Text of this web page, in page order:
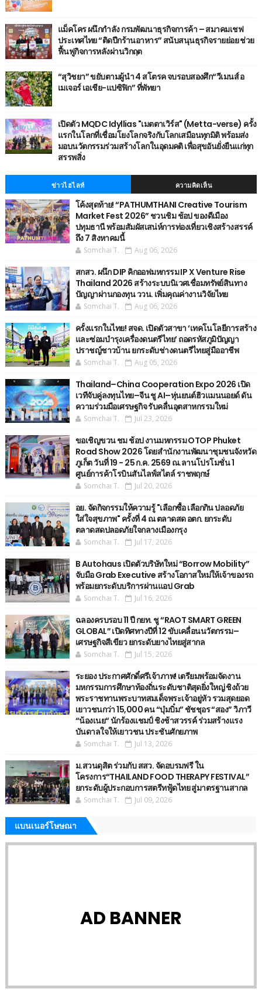
แม็คโคร ผนึกกำลัง กรมพัฒนาธุรกิจการค้า – สมาคมเชฟ
ประเทศไทย “ติดปีกร้านอาหาร” สนับสนุนธุรกิจรายย่อย ช่วย
ฟื้นฟูกิจการหลังผ่านวิกฤต
“สุวิชยา” ขยับตามผู้นำ 4 สโตรค จบรอบสองศึก“วีเมนส์ อ
เมเจอร์ เอเชีย-แปซิฟิก” ที่พัทยา
เปิดตัว MQDC Idyllias "เมตตาเวิร์ส" (Metta-verse) ครั้ง
แรกในโลกที่เชื่อมโยงโลกจริงกับโลกเสมือนทุกมิติ พร้อมส่ง
มอบนวัตกรรมร่วมสร้างโลกในอุดมคติ เพื่อสุขอันยั่งยืนแก่ทุก
สรรพสิ่ง
ข่าวไฮไลท์ ความคิดเห็น
โค้งสุดท้าย! “PATHUMTHANI Creative Tourism
Market Fest 2026” ชวนชิม ช้อป ของดีเมือง
ปทุมธานี พร้อมสัมผัสเสน่ห์การท่องเที่ยวเชิงสร้างสรรค์
ถึง 7 สิงหาคมนี้
Somchai T. Aug 06, 2026
สกสว. ผนึก DIP คิกออฟมหกรรม IP X Venture Rise
Thailand 2026 สร้างระบบนิเวศเชื่อมทรัพย์สินทาง
ปัญญาผ่านกองทุน ววน. เพิ่มคุณค่างานวิจัยไทย
Somchai T. Aug 06, 2026
ครั้งแรกในไทย! สจด. เปิดตัวสาขา ‘เทคโนโลยีการสร้าง
และซ่อมบำรุงเครื่องดนตรีไทย’ ​ถอดรหัสภูมิปัญญา
ปราชญ์ชาวบ้าน ยกระดับช่างดนตรีไทยสู่มืออาชีพ
Somchai T. Aug 05, 2026
Thailand–China Cooperation Expo 2026 เปิด
เวทีจับคู่ลงทุนไทย–จีน ชู AI–หุ่นยนต์ฮิวแมนนอยด์ ดัน
ความร่วมมือเศรษฐกิจ รับคลื่นอุตสาหกรรมใหม่
Somchai T. Jul 23, 2026
ขอเชิญขวน ชม ช้อป งานมหกรรม OTOP Phuket
Road Show 2026 โดยสำนักงานพัฒนาชุมชนจังหวัด
ภูเก็ต วันที่ 19 - 25 ก.ค. 2569 ณ.ลานโปรโมชั่น 1
ศูนย์การค้าโรบินสันไลฟ์สไตล์ ราชพฤกษ์
Somchai T. Jul 20, 2026
อย. จัดกิจกรรมให้ความรู้ "เลือกซื้อ เลือกกิน ปลอดภัย
ใส่ใจสุขภาพ" ครั้งที่ 4 ณ ตลาดสด อตก. ยกระดับ
ตลาดสดปลอดภัยใจกลางเมืองกรุง
Somchai T. Jul 17, 2026
B Autohaus เปิดตัวบริษัทใหม่ “Borrow Mobility”
จับมือ Grab Executive สร้างโอกาสใหม่ให้เจ้าของรถ
พร้อมยกระดับบริการผ่านแอป Grab
Somchai T. Jul 16, 2026
ฉลองครบรอบ 11 ปี กยท. ชู “RAOT SMART GREEN
GLOBAL” เปิดทิศทางปีที่ 12 ขับเคลื่อนนวัตกรรม–
เศรษฐกิจสีเขียว ยกระดับยางไทยสู่สากล
Somchai T. Jul 15, 2026
ระยอง ประกาศศักดิ์ศรีเจ้าภาพ! เตรียมพร้อมจัดงาน
มหกรรมการศึกษาท้องถิ่นระดับชาติสุดยิ่งใหญ่ ชิงถ้วย
พระราชทานพระบาทสมเด็จพระเจ้าอยู่หัว รวมสุดยอด
เยาวชนกว่า 15,000 คน “บุ๋มบิ๋ม” ชัชชุอร “สอง” วิภาวี
“น้องเนย“ นักร้องแชมป์ ชิงช้าสวรรค์ ร่วมสร้างแรง
บันดาลใจให้เยาวชน ประชันศักยภาพ
Somchai T. Jul 13, 2026
ม.สวนดุสิต ร่วมกับ สสว. จัดอบรมฟรี ใน
โครงการ“THAILAND FOOD THERAPY FESTIVAL”
ยกระดับผู้ประกอบการสตรีทฟู้ดไทย สู่มาตรฐานสากล
Somchai T. Jul 09, 2026
แบนเนอร์โษษณา
AD BANNER